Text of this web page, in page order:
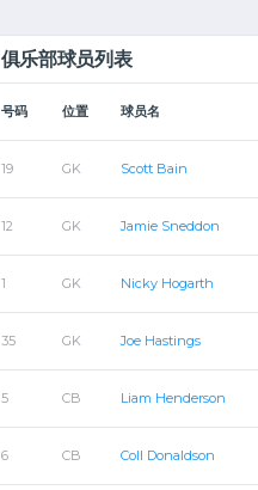
俱乐部球员列表
号码 位置 球员名
19 GK Scott Bain
12 GK Jamie Sneddon
1 GK Nicky Hogarth
35 GK Joe Hastings
5 CB Liam Henderson
6 CB Coll Donaldson